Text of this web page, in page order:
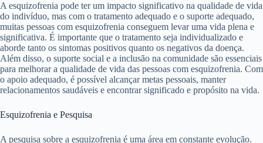
A esquizofrenia pode ter um impacto significativo na qualidade de vida
do indivíduo, mas com o tratamento adequado e o suporte adequado,
muitas pessoas com esquizofrenia conseguem levar uma vida plena e
significativa. É importante que o tratamento seja individualizado e
aborde tanto os sintomas positivos quanto os negativos da doença.
Além disso, o suporte social e a inclusão na comunidade são essenciais
para melhorar a qualidade de vida das pessoas com esquizofrenia. Com
o apoio adequado, é possível alcançar metas pessoais, manter
relacionamentos saudáveis e encontrar significado e propósito na vida.
Esquizofrenia e Pesquisa
A pesquisa sobre a esquizofrenia é uma área em constante evolução.